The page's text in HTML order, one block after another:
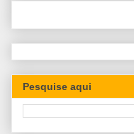
Pesquise aqui